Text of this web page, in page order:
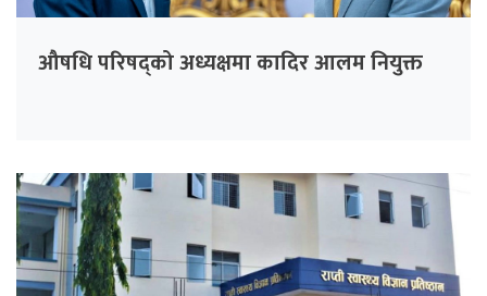
औषधि परिषद्को अध्यक्षमा कादिर आलम नियुक्त